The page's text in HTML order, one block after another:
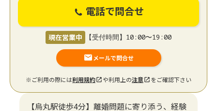
電話で問合せ
現在営業中 【受付時間】10:00〜19:00
メールで問合せ
※ご利用の際には利用規約 や利用上の注意 をご確認下さい
【烏丸駅徒歩4分】離婚問題に寄り添う、経験